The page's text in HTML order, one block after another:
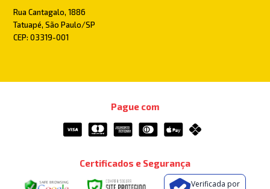
Rua Cantagalo, 1886
Tatuapé, São Paulo/SP
CEP: 03319-001
Pague com
Certificados e Segurança
Verificada por